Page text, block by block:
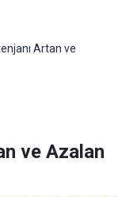
Artan ve
ve Azalan